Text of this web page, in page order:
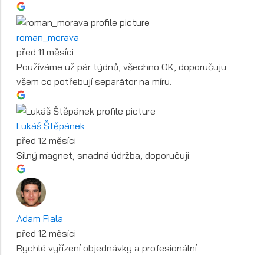
roman_morava
před 11 měsíci
Používáme už pár týdnů, všechno OK, doporučuju
všem co potřebují separátor na míru.
Lukáš Štěpánek
před 12 měsíci
Silný magnet, snadná údržba, doporučuji.
Adam Fiala
před 12 měsíci
Rychlé vyřízení objednávky a profesionální